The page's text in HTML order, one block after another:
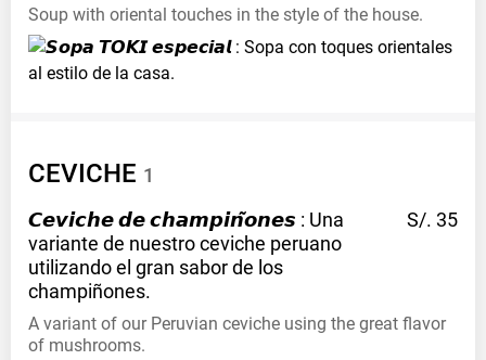
Soup with oriental touches in the style of the house.
CEVICHE 1
𝘾𝙚𝙫𝙞𝙘𝙝𝙚 𝙙𝙚 𝙘𝙝𝙖𝙢𝙥𝙞𝙣̃𝙤𝙣𝙚𝙨 : Una
variante de nuestro ceviche peruano
utilizando el gran sabor de los
champiñones.
S/. 35
A variant of our Peruvian ceviche using the great flavor
of mushrooms.